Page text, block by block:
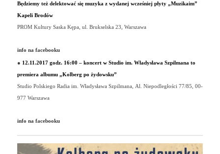
Będziemy też delektować się muzyka z wydanej wcześniej płyty „Muzikaim”
Kapeli Brodów
PROM Kultury Saska Kępa, ul. Brukselska 23, Warszawa
info na facebooku
● 12.11.2017 godz. 16:00 – koncert w Studio im. Władysława Szpilmana to
premiera albumu „Kolberg po żydowsku”
Studio Polskiego Radia im. Władysława Szpilmana, Al. Niepodległości 77/85, 00-
977 Warszawa
info na facebooku